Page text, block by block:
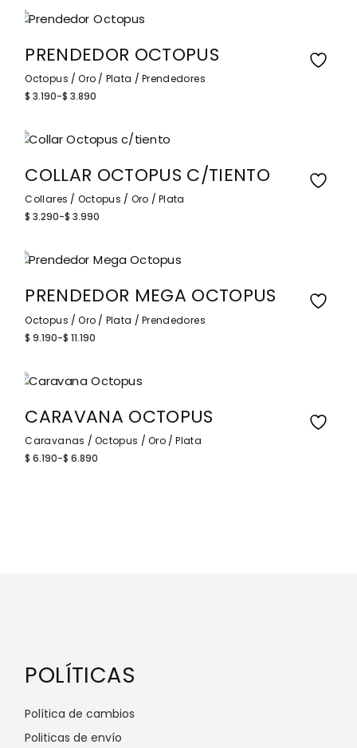
desde
$ 3.990
hasta
PRENDEDOR OCTOPUS
Octopus Oro Plata
Prendedores
$ 3.190-$ 3.890
Rango
desde
$ 3.190
hasta
COLLAR OCTOPUS C/TIENTO
Collares Octopus Oro
Plata
$ 3.290-$ 3.990
Rango
desde
$ 3.290
hasta
PRENDEDOR MEGA OCTOPUS
Octopus Oro Plata
Prendedores
$ 9.190-$ 11.190
Rango
desde
$ 9.190
hasta
CARAVANA OCTOPUS
Caravanas Octopus Oro
Plata
$ 6.190-$ 6.890
Rango
POLÍTICAS
Política de cambios
Politicas de envío